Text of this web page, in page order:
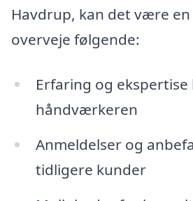
Havdrup, kan det være
overveje følgende:
Erfaring og ekspertise
håndværkeren
Anmeldelser og
tidligere kunder